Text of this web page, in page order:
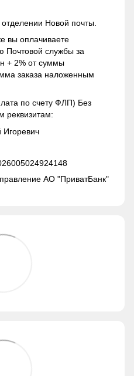
Новой почты.
вы оплачиваете
Почтовой службы за
+ 2% от суммы
заказа наложенным
по счету ФЛП) Без
АО "ПриватБанк"